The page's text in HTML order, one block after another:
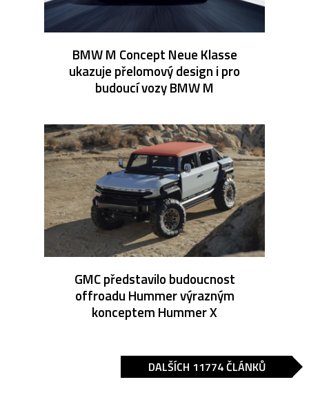
BMW M Concept Neue Klasse
ukazuje přelomový design i pro
budoucí vozy BMW M
GMC představilo budoucnost
offroadu Hummer výrazným
konceptem Hummer X
DALŠÍCH 11774 ČLÁNKŮ